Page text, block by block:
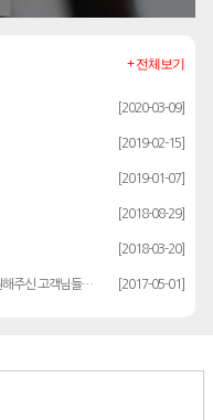
[2020-03-09]
[2019-02-15]
[2019-01-07]
[2018-08-29]
[2018-03-20]
* [동부회원권거래소]고객만족 브랜드대상 수상 성원해주신 고객님들께 감사드립… [2017-05-01]
+ 전체보기